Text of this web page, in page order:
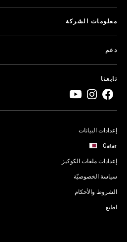
معلومات الشركة
دعم
تابعنا
إعدادات البيانات
Qatar
إعدادات ملفات الكوكيز
سياسة الخصوصيّة
الشروط والأحكام
اطبع